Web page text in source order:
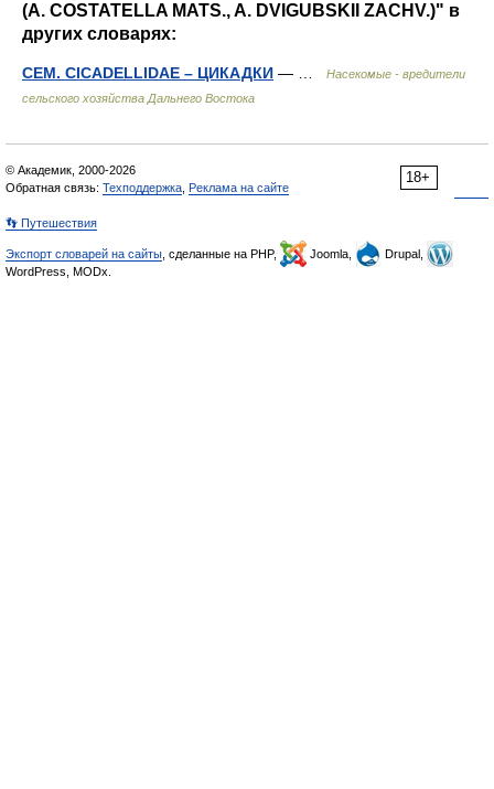
(A. COSTATELLA MATS., A. DVIGUBSKII ZACHV.)" в
других словарях:
СЕМ. CICADELLIDAE – ЦИКАДКИ — …
Насекомые - вредители
сельского хозяйства Дальнего Востока
18+
© Академик, 2000-2026
Обратная связь: Техподдержка Реклама на сайте
👣 Путешествия
Экспорт словарей на сайты , сделанные на PHP, Joomla,
Drupal,
WordPress, MODx.